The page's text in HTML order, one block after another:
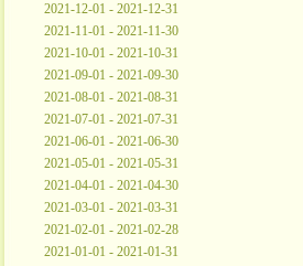
2021-12-01 - 2021-12-31
2021-11-01 - 2021-11-30
2021-10-01 - 2021-10-31
2021-09-01 - 2021-09-30
2021-08-01 - 2021-08-31
2021-07-01 - 2021-07-31
2021-06-01 - 2021-06-30
2021-05-01 - 2021-05-31
2021-04-01 - 2021-04-30
2021-03-01 - 2021-03-31
2021-02-01 - 2021-02-28
2021-01-01 - 2021-01-31